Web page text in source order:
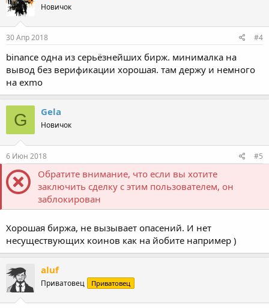
Новичок
30 Апр 2018 #4
binance одна из серьёзнейших бирж. минималка на
вывод без верификации хорошая. там держу и немного
на exmo
G Gela
Новичок
6 Июн 2018 #5
Обратите внимание, что если вы хотите
заключить сделку с этим пользователем, он
заблокирован
Хорошая биржа, не вызывает опасений. И нет
несуществующих коинов как на йобите например )
aluf
Приватовец Приватовец